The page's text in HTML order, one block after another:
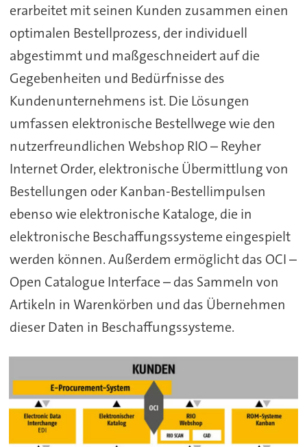
erarbeitet mit seinen Kunden zusammen einen
optimalen Bestellprozess, der individuell
abgestimmt und maßgeschneidert auf die
Gegebenheiten und Bedürfnisse des
Kundenunternehmens ist. Die Lösungen
umfassen elektronische Bestellwege wie den
nutzerfreundlichen Webshop RIO – Reyher
Internet Order, elektronische Übermittlung von
Bestellungen oder Kanban-Bestellimpulsen
ebenso wie elektronische Kataloge, die in
elektronische Beschaffungssysteme eingespielt
werden können. Außerdem ermöglicht das OCI –
Open Catalogue Interface – das Sammeln von
Artikeln in Warenkörben und das Übernehmen
dieser Daten in Beschaffungssysteme.